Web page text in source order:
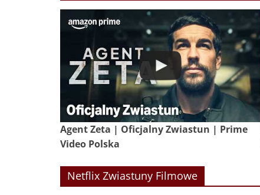
Agent Zeta | Oficjalny Zwiastun | Prime
Video Polska
Netflix Zwiastuny Filmowe